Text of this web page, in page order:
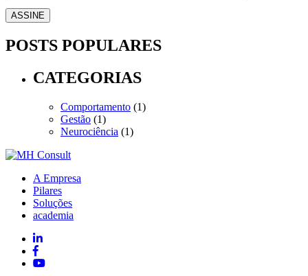
POSTS POPULARES
CATEGORIAS
Comportamento (1)
Gestão (1)
Neurociência (1)
A Empresa
Pilares
Soluções
academia